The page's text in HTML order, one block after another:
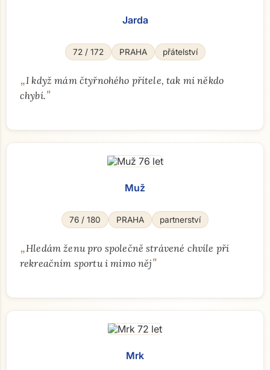
Jarda
72 / 172 PRAHA přátelství
„I když mám čtyřnohého přítele, tak mi někdo
chybí."
Muž
76 / 180 PRAHA partnerství
„Hledám ženu pro společně strávené chvíle při
rekreačním sportu i mimo něj"
Mrk